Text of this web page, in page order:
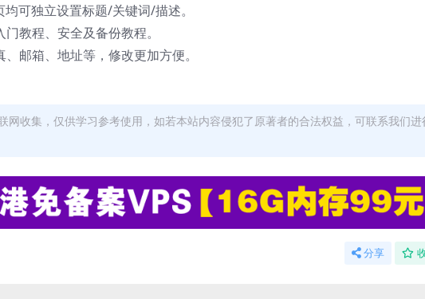
可独立设置标题/关键词/描述。
教程、安全及备份教程。
邮箱、地址等，修改更加方便。
网收集，仅供学习参考使用，如若本站内容侵犯了原著者的合法权益，可联系我们进
分享